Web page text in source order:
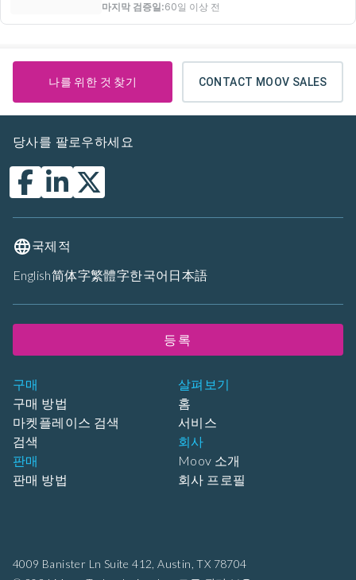
마지막 검증일:60일 이상 전
나를 위한 것 찾기 CONTACT MOOV SALES
4009 Banister Ln Suite 412, Austin, TX 78704
구매
구매 방법
마켓플레이스 검색
검색
판매
판매 방법
살펴보기
홈
서비스
회사
Moov 소개
회사 프로필
당사를 팔로우하세요
국제적
English简体字繁體字한국어 日本語
등록